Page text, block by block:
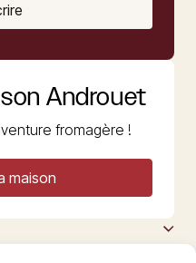
Androuet
fromagère !
maison